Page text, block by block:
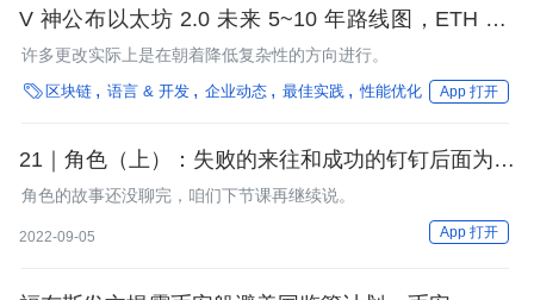
V 神公布以太坊 2.0 未来 5~10 年路线图，ETH 2.0
到底意味着什么？
许多更改实际上是在朝着降低复杂性的方向进行。
 区块链 语言 & 开发 企业动态 最佳实践 性能优化 App 打开
21｜角色（上）：失败的来往和成功的钉钉后面为什
么都是陈航（无招）？
角色的故事还没聊完，咱们下节课再继续说。
2022-09-05 App 打开